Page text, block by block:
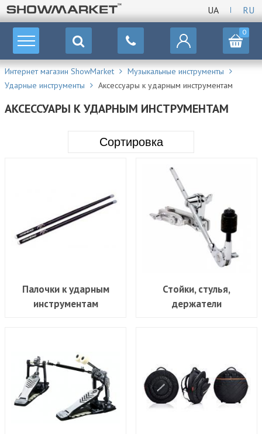
UA RU
0
Интернет магазин ShowMarket
Музыкальные инструменты
Ударные инструменты
Аксессуары к ударным инструментам
АКСЕССУАРЫ К УДАРНЫМ ИНСТРУМЕНТАМ
Сортировка
Палочки к ударным
инструментам
Стойки, стулья,
держатели